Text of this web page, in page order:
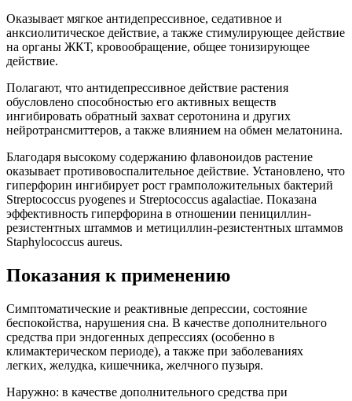
Оказывает мягкое антидепрессивное, седативное и
анксиолитическое действие, а также стимулирующее действие
на органы ЖКТ, кровообращение, общее тонизирующее
действие.
Полагают, что антидепрессивное действие растения
обусловлено способностью его активных веществ
ингибировать обратный захват серотонина и других
нейротрансмиттеров, а также влиянием на обмен мелатонина.
Благодаря высокому содержанию флавоноидов растение
оказывает противовоспалительное действие. Установлено, что
гиперфорин ингибирует рост грамположительных бактерий
Streptococcus pyogenes и Streptococcus agalactiae. Показана
эффективность гиперфорина в отношении пенициллин-
резистентных штаммов и метициллин-резистентных штаммов
Staphylococcus aureus.
Показания к применению
Симптоматические и реактивные депрессии, состояние
беспокойства, нарушения сна. В качестве дополнительного
средства при эндогенных депрессиях (особенно в
климактерическом периоде), а также при заболеваниях
легких, желудка, кишечника, желчного пузыря.
Наружно: в качестве дополнительного средства при